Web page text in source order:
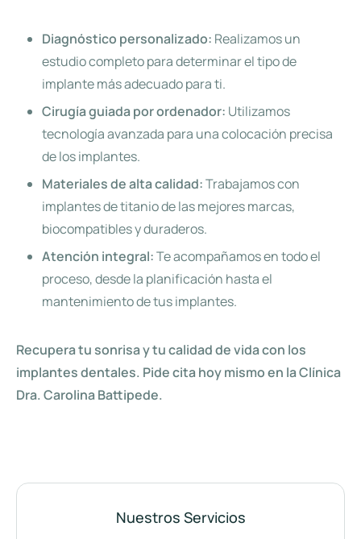
Nuestros Servicios
Diagnóstico personalizado: Realizamos un
estudio completo para determinar el tipo de
implante más adecuado para ti.
Cirugía guiada por ordenador: Utilizamos
tecnología avanzada para una colocación precisa
de los implantes.
Materiales de alta calidad:Trabajamos con
implantes de titanio de las mejores marcas,
biocompatibles y duraderos.
Atención integral:Te acompañamos en todo el
proceso, desde la planificación hasta el
mantenimiento de tus implantes.
Recupera tu sonrisa y tu calidad de vida con los
implantes dentales. Pide cita hoy mismo en la Clínica
Dra. Carolina Battipede.